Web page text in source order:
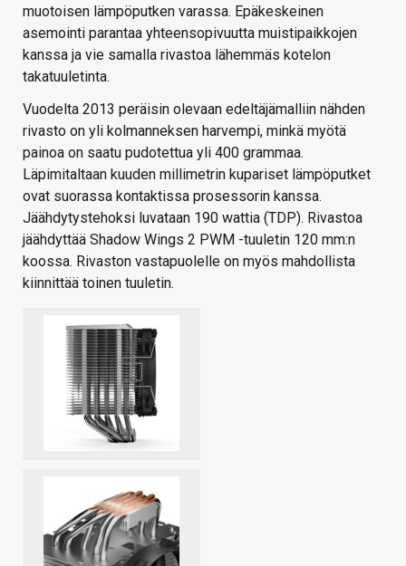
muotoisen lämpöputken varassa. Epäkeskeinen
asemointi parantaa yhteensopivuutta muistipaikkojen
kanssa ja vie samalla rivastoa lähemmäs kotelon
takatuuletinta.
Vuodelta 2013 peräisin olevaan edeltäjämalliin nähden
rivasto on yli kolmanneksen harvempi, minkä myötä
painoa on saatu pudotettua yli 400 grammaa.
Läpimitaltaan kuuden millimetrin kupariset lämpöputket
ovat suorassa kontaktissa prosessorin kanssa.
Jäähdytystehoksi luvataan 190 wattia (TDP). Rivastoa
jäähdyttää Shadow Wings 2 PWM -tuuletin 120 mm:n
koossa. Rivaston vastapuolelle on myös mahdollista
kiinnittää toinen tuuletin.